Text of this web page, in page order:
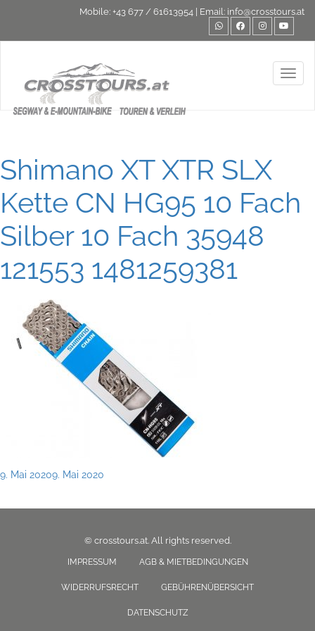
Mobile: +43 677 / 61613954 | Email: info@crosstours.at
Shimano XT XTR SLX
Kette CN HG95 10 Fach
Silber 10 Fach 35948
121553 1481259381
Posted
9. Mai 20209. Mai 2020
© crosstours.at. All rights reserved.
IMPRESSUM AGB & MIETBEDINGUNGEN
WIDERRUFSRECHT GEBÜHRENÜBERSICHT
DATENSCHUTZ